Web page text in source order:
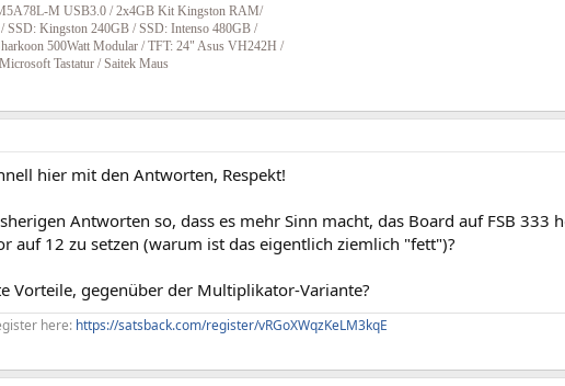
M USB3.0 / 2x4GB Kit Kingston RAM/
Kingston 240GB / SSD: Intenso 480GB /
500Watt Modular / TFT: 24" Asus VH242H /
Tastatur / Saitek Maus
hier mit den Antworten, Respekt!
Antworten so, dass es mehr Sinn macht, das Board auf FSB 333
auf 12 zu setzen (warum ist das eigentlich ziemlich "fett")?
Vorteile, gegenüber der Multiplikator-Variante?
here: https://satsback.com/register/vRGoXWqzKeLM3kqE